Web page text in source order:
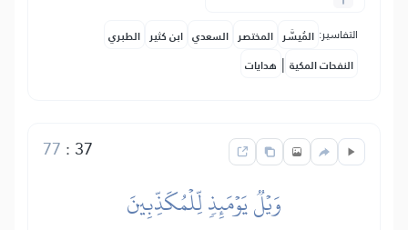
التفاسير: المُيسَّر المختصر السعدي ابن كثير الطبري
النفحات المكية | هدايات
37
:
77
وَيۡلٞ يَوۡمَئِذٖ لِّلۡمُكَذِّبِينَ